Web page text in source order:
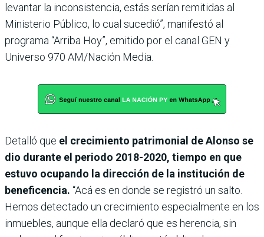
levantar la inconsistencia, estás serían remitidas al
Ministerio Público, lo cual sucedió”, manifestó al
programa “Arriba Hoy”, emitido por el canal GEN y
Universo 970 AM/Nación Media.
Detalló que el crecimiento patrimonial de Alonso se
dio durante el periodo 2018-2020, tiempo en que
estuvo ocupando la dirección de la institución de
beneficencia. “Acá es en donde se registró un salto.
Hemos detectado un crecimiento especialmente en los
inmuebles, aunque ella declaró que es herencia, sin